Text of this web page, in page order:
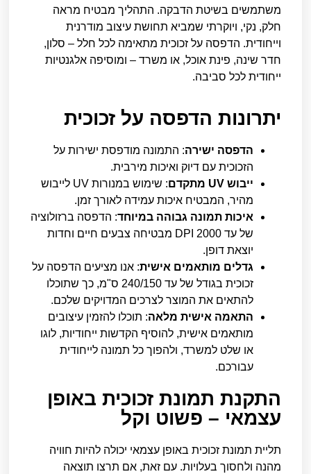
משתמשים בשיטת הדבקה. התהליך מבטיח מראה
חלק, נקי, ויוקרתי שמביא תחושת עיצוב מודרנית
וייחודית. הדפסה על זכוכית מתאימה לכל חלל – סלון,
חדר שינה, פינת אוכל, או משרד – ומוסיפה אלגנטיות
ייחודית לכל סביבה.
יתרונות הדפסה על זכוכית
הדפסה ישירה: התמונה מודפסת ישירות על
הזכוכית עם דיוק ואיכות מירבית.
ייבוש UV מתקדם
: שימוש במנורות UV לייבוש
מהיר, המבטיח איכות עמידה לאורך זמן.
איכות תמונה גבוהה במיוחד: הדפסה ברזולוציה
של עד 2000 DPI מבטיחה צבעים חיים וחדות
יוצאת דופן.
גדלים מותאמים אישית: אנו מציעים הדפסה על
זכוכית בגודל של עד 240/150 ס"מ, כך שתוכלו
להתאים את המוצר לצרכים המדויקים שלכם.
התאמה אישית מלאה: תוכלו להזמין עיצובים
מותאמים אישית, להוסיף הקדשות ייחודיות, לוגו
או שלט למשרד, ולהפוך כל תמונה לייחודית
עבורכם.
התקנת תמונת זכוכית באופן
עצמאי – פשוט וקל
תליית תמונת זכוכית באופן עצמאי יכולה להיות חוויה
מהנה ולחסוך בעלויות. עם זאת, אם תרצו תוצאה